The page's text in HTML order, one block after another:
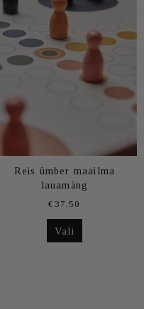
Reis ümber maailma
lauamäng
€ 37.50
Vali